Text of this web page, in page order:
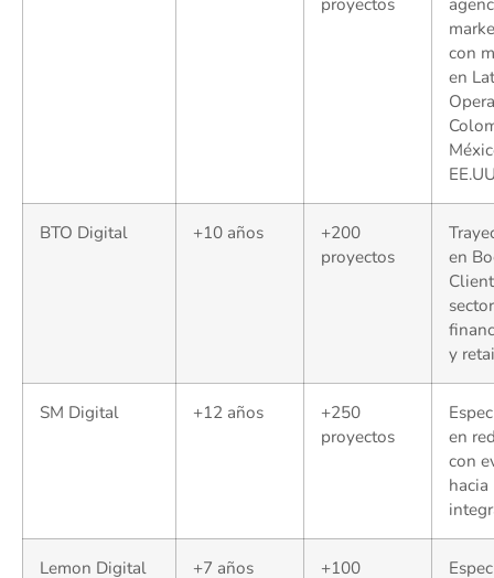
con
en
BTO Digital +10 años
+200
proyectos
en
y
SM Digital +12 años
+250
proyectos
en
con
Lemon Digital +7 años +100